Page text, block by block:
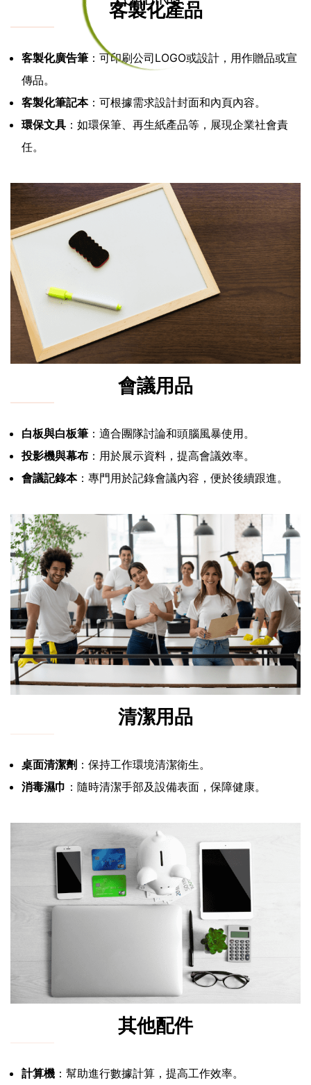
客製化產品
客製化廣告筆 ：可印刷公司LOGO或設計，用作贈品或宣
傳品。
客製化筆記本：可根據需求設計封面和內頁內容。
環保文具 ：如環保筆、再生紙產品等，展現企業社會責
任。
會議用品
白板與白板筆 ：適合團隊討論和頭腦風暴使用。
投影機與幕布 ：用於展示資料，提高會議效率。
會議記錄本：專門用於記錄會議內容，便於後續跟進。
清潔用品
桌面清潔劑 ：保持工作環境清潔衛生。
消毒濕巾 ：隨時清潔手部及設備表面，保障健康。
其他配件
計算機 ：幫助進行數據計算，提高工作效率。